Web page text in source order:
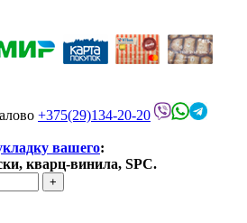
+375(29)134-20-20
вашего:
кварц-винила, SPC.